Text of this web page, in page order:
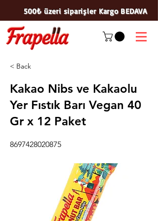
500₺ üzeri siparişler Kargo BEDAVA
< Back
Kakao Nibs ve Kakaolu
Yer Fıstık Barı Vegan 40
Gr x 12 Paket
8697428020875